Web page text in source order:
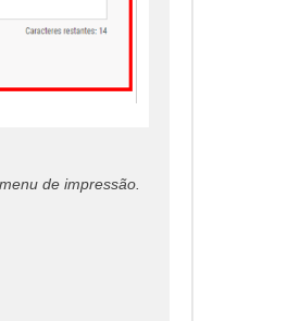
de impressão.